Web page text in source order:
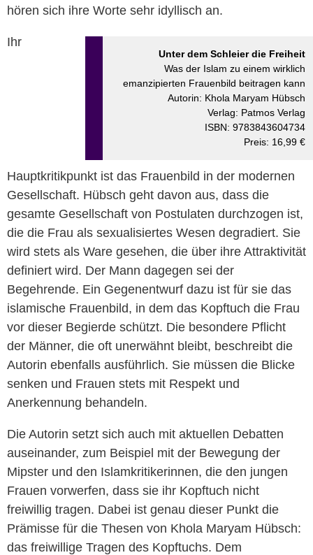
hören sich ihre Worte sehr idyllisch an.
Unter dem Schleier die Freiheit
Was der Islam zu einem wirklich
emanzipierten Frauenbild beitragen kann
Autorin: Khola Maryam Hübsch
Verlag: Patmos Verlag
ISBN: 9783843604734
Preis: 16,99 €
Ihr
Hauptkritikpunkt ist das Frauenbild in der modernen
Gesellschaft. Hübsch geht davon aus, dass die
gesamte Gesellschaft von Postulaten durchzogen ist,
die die Frau als sexualisiertes Wesen degradiert. Sie
wird stets als Ware gesehen, die über ihre Attraktivität
definiert wird. Der Mann dagegen sei der
Begehrende. Ein Gegenentwurf dazu ist für sie das
islamische Frauenbild, in dem das Kopftuch die Frau
vor dieser Begierde schützt. Die besondere Pflicht
der Männer, die oft unerwähnt bleibt, beschreibt die
Autorin ebenfalls ausführlich. Sie müssen die Blicke
senken und Frauen stets mit Respekt und
Anerkennung behandeln.
Die Autorin setzt sich auch mit aktuellen Debatten
auseinander, zum Beispiel mit der Bewegung der
Mipster und den Islamkritikerinnen, die den jungen
Frauen vorwerfen, dass sie ihr Kopftuch nicht
freiwillig tragen. Dabei ist genau dieser Punkt die
Prämisse für die Thesen von Khola Maryam Hübsch:
das freiwillige Tragen des Kopftuchs. Dem